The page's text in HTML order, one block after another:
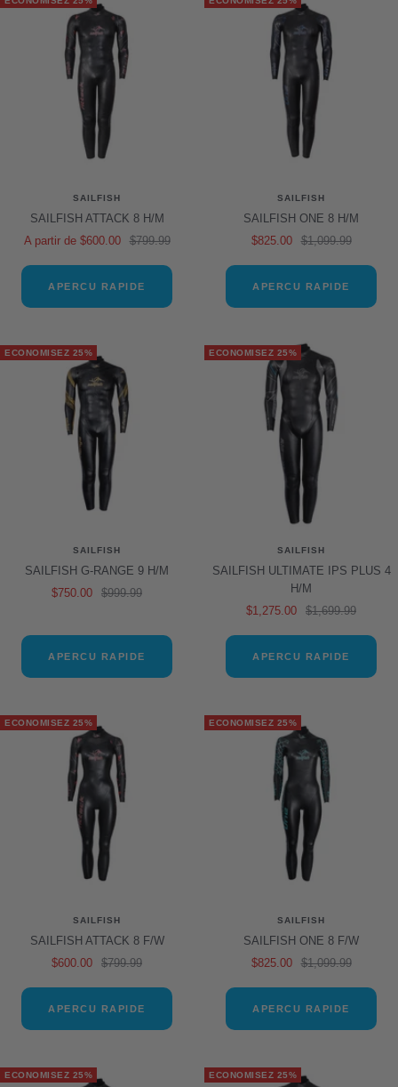
SAILFISH
SAILFISH ATTACK 8 H/M
Prix
A partir de $600.00
Prix
$799.99
APERCU RAPIDE
SAILFISH
SAILFISH ONE 8 H/M
Prix
$825.00
Prix
$1,099.99
APERCU RAPIDE
ECONOMISEZ 25%
SAILFISH
SAILFISH G-RANGE 9 H/M
Prix
$750.00
Prix
$999.99
APERCU RAPIDE
ECONOMISEZ 25%
SAILFISH
SAILFISH ULTIMATE IPS PLUS 4
H/M
Prix
$1,275.00
Prix
$1,699.99
APERCU RAPIDE
ECONOMISEZ 25%
SAILFISH
SAILFISH ATTACK 8 F/W
Prix
$600.00
Prix
$799.99
APERCU RAPIDE
ECONOMISEZ 25%
SAILFISH
SAILFISH ONE 8 F/W
Prix
$825.00
Prix
$1,099.99
APERCU RAPIDE
ECONOMISEZ 25% ECONOMISEZ 25%